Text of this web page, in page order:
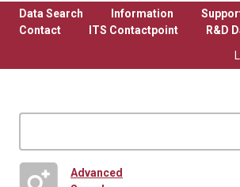
Data Search Information
Contact
ITS Contactpoint
R&D
Advanced